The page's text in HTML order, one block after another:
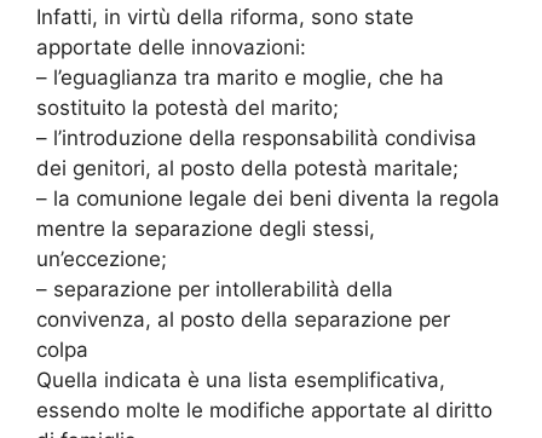
Infatti, in virtù della riforma, sono state
apportate delle innovazioni:
– l’eguaglianza tra marito e moglie, che ha
sostituito la potestà del marito;
– l’introduzione della responsabilità condivisa
dei genitori, al posto della potestà maritale;
– la comunione legale dei beni diventa la regola
mentre la separazione degli stessi,
un’eccezione;
– separazione per intollerabilità della
convivenza, al posto della separazione per
colpa
Quella indicata è una lista esemplificativa,
essendo molte le modifiche apportate al diritto